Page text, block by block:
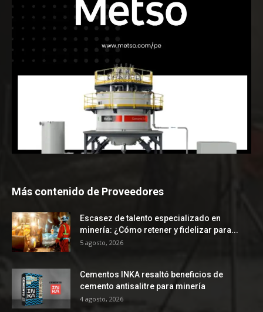
Más contenido de Proveedores
Escasez de talento especializado en
minería: ¿Cómo retener y fidelizar para...
5 agosto, 2026
Cementos INKA resaltó beneficios de
cemento antisalitre para minería
4 agosto, 2026